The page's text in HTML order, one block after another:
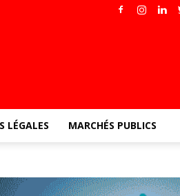
LÉGALES MARCHÉS PUBLICS